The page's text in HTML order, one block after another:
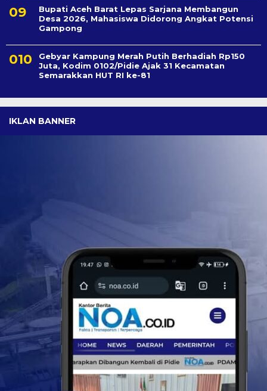
Bupati Aceh Barat Lepas Sarjana Membangun
Desa 2026, Mahasiswa Didorong Angkat Potensi
Gampong
Gebyar Kampung Merah Putih Berhadiah Rp150
Juta, Kodim 0102/Pidie Ajak 31 Kecamatan
Semarakkan HUT RI ke-81
IKLAN BANNER